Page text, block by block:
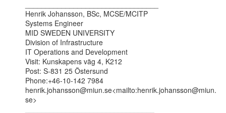
Henrik Johansson, BSc, MCSE/MCITP
Systems Engineer
MID SWEDEN UNIVERSITY
Division of Infrastructure
IT Operations and Development
Visit: Kunskapens väg 4, K212
Post: S-831 25 Östersund
Phone:+46-10-142 7984
henrik.johansson@miun.se<mailto:henrik.johansson@miun.
se>